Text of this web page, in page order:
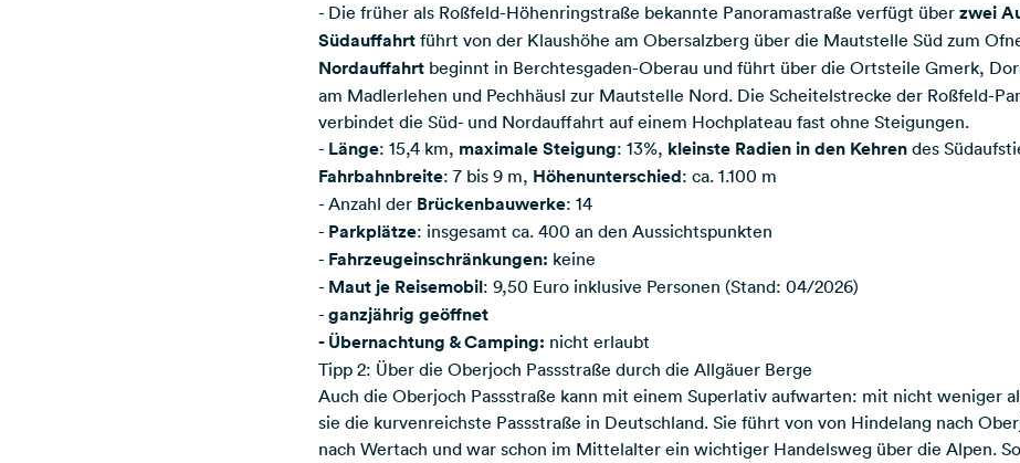
- Die früher als Roßfeld-Höhenringstraße bekannte Panoramastraße verfügt über zwei
Südauffahrt führt von der Klaushöhe am Obersalzberg über die Mautstelle Süd zum
Nordauffahrt beginnt in Berchtesgaden-Oberau und führt über die Ortsteile Gmerk,
am Madlerlehen und Pechhäusl zur Mautstelle Nord. Die Scheitelstrecke der Roßfeld-
verbindet die Süd- und Nordauffahrt auf einem Hochplateau fast ohne Steigungen.
- Länge: 15,4 km, maximale Steigung: 13%, kleinste Radien in den Kehren des
Fahrbahnbreite: 7 bis 9 m, Höhenunterschied: ca. 1.100 m
- Anzahl der Brückenbauwerke: 14
- Parkplätze: insgesamt ca. 400 an den Aussichtspunkten
- Fahrzeugeinschränkungen: keine
- Maut je Reisemobil: 9,50 Euro inklusive Personen (Stand: 04/2026)
- ganzjährig geöffnet
- Übernachtung & Camping: nicht erlaubt
Tipp 2: Über die Oberjoch Passstraße durch die Allgäuer Berge
Auch die Oberjoch Passstraße kann mit einem Superlativ aufwarten: mit nicht weniger
sie die kurvenreichste Passstraße in Deutschland. Sie führt von von Hindelang nach
nach Wertach und war schon im Mittelalter ein wichtiger Handelsweg über die Alpen.